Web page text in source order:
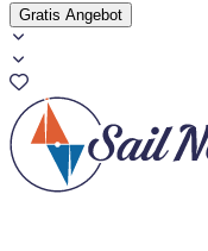
Gratis Angebot